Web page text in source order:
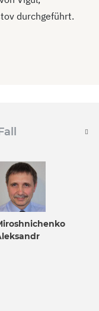
durchgeführt.